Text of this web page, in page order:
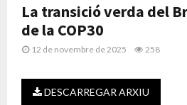
La transició verda del
de la COP30
12 de novembre de 2025 258
DESCARREGAR ARXIU